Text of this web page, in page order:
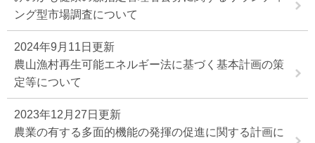
ング型市場調査について
2024年9月11日更新
農山漁村再生可能エネルギー法に基づく基本計画の策
定等について
2023年12月27日更新
農業の有する多面的機能の発揮の促進に関する計画に